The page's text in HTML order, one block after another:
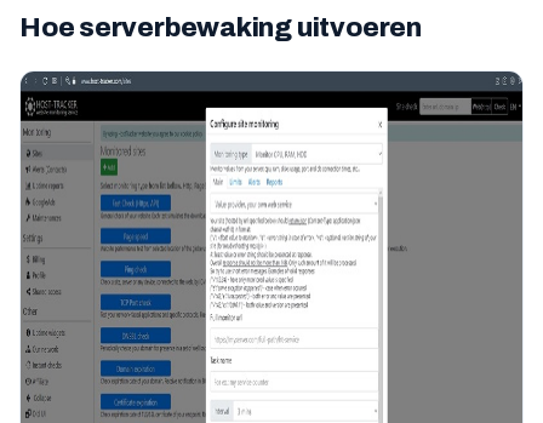
Hoe serverbewaking uitvoeren